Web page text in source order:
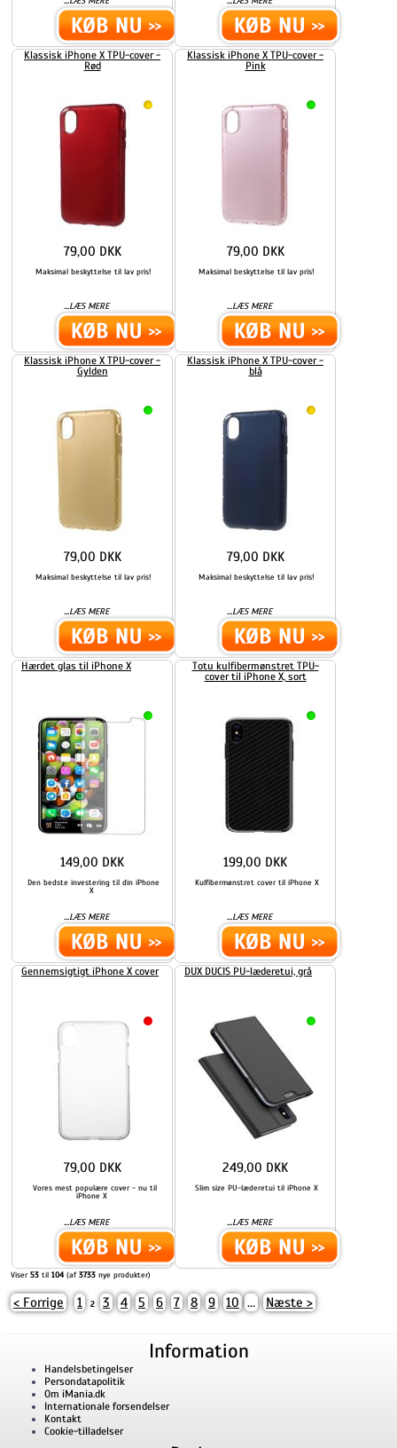
Klassisk iPhone X TPU-cover -
Rød
Maksimal beskyttelse til lav pris!
...LÆS MERE
79,00 DKK
Klassisk iPhone X TPU-cover -
Pink
Maksimal beskyttelse til lav pris!
...LÆS MERE
79,00 DKK
Klassisk iPhone X TPU-cover -
Gylden
Maksimal beskyttelse til lav pris!
...LÆS MERE
79,00 DKK
Klassisk iPhone X TPU-cover -
blå
Maksimal beskyttelse til lav pris!
...LÆS MERE
79,00 DKK
Hærdet glas til iPhone X
Den bedste investering til din iPhone
X
...LÆS MERE
149,00 DKK
Totu kulfibermønstret TPU-
cover til iPhone X, sort
Kulfibermønstret cover til iPhone X
...LÆS MERE
199,00 DKK
Gennemsigtigt iPhone X cover
Vores mest populære cover - nu til
iPhone X
...LÆS MERE
79,00 DKK
DUX DUCIS PU-læderetui, grå
Slim size PU-læderetui til iPhone X
...LÆS MERE
249,00 DKK
Viser53 til 104 (af3733 nye produkter)
< Forrige 1 2 3 4 5 6 7 8 9 10 ... Næste >
Information
Handelsbetingelser
Persondatapolitik
Om iMania.dk
Internationale forsendelser
Kontakt
Cookie-tilladelser